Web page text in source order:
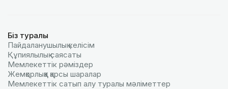
Біз туралы
Пайдаланушылық келiciм
Құпиялылық саясаты
Мемлекеттік рәміздер
Жемқорлыққа қарсы шаралар
Мемлекеттік сатып алу туралы мәлiметтер